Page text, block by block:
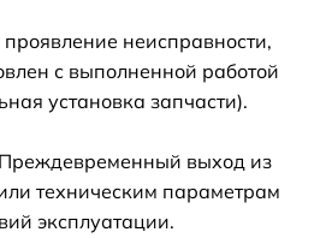
неисправности,
с выполненной работой
установка запчасти).
выход из
техническим параметрам
эксплуатации.